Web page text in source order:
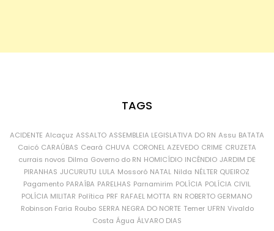
TAGS
ACIDENTE Alcaçuz ASSALTO ASSEMBLEIA LEGISLATIVA DO RN Assu BATATA
Caicó CARAÚBAS Ceará CHUVA CORONEL AZEVEDO CRIME CRUZETA
currais novos Dilma Governo do RN HOMICÍDIO INCÊNDIO JARDIM DE
PIRANHAS JUCURUTU LULA Mossoró NATAL Nilda NÉLTER QUEIROZ
Pagamento PARAÍBA PARELHAS Parnamirim POLÍCIA POLÍCIA CIVIL
POLÍCIA MILITAR Política PRF RAFAEL MOTTA RN ROBERTO GERMANO
Robinson Faria Roubo SERRA NEGRA DO NORTE Temer UFRN Vivaldo
Costa Água ÁLVARO DIAS